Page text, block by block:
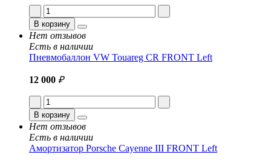
В корзину
Нет отзывов
Есть в наличии
Пневмобаллон VW Touareg CR FRONT Left
12 000 ₽
В корзину
Нет отзывов
Есть в наличии
Амортизатор Porsche Cayenne III FRONT Left